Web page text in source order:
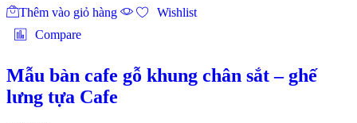
Thêm vào giỏ hàng
Wishlist
Compare
Mẫu bàn cafe gỗ khung chân sắt – ghế
lưng tựa Cafe